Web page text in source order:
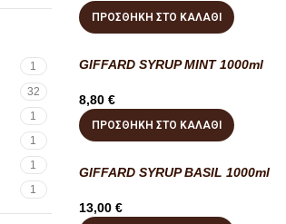
1
32
1
1
1
1
ΠΡΟΣΘΉΚΗ ΣΤΟ ΚΑΛΆΘΙ
GIFFARD SYRUP MINT 1000ml
8,80 €
ΠΡΟΣΘΉΚΗ ΣΤΟ ΚΑΛΆΘΙ
GIFFARD SYRUP BASIL 1000ml
13,00 €